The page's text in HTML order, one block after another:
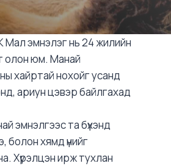
эмнэлэг нь 24 жилийн
олон юм. Манай
хайртай нохойг усанд
ариун цэвэр байлгахад
эмнэлгээс та бүхэнд
болон хямд үнийг
Хүрэлцэн ирж тухлан